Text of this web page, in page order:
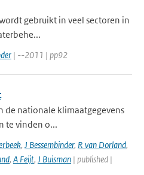
gebruikt in veel sectoren in
| --2011 | pp92
de nationale klimaatgegevens
te vinden o...
, J Bessembinder, R van Dorland,
, A Feijt, J Buisman | published |